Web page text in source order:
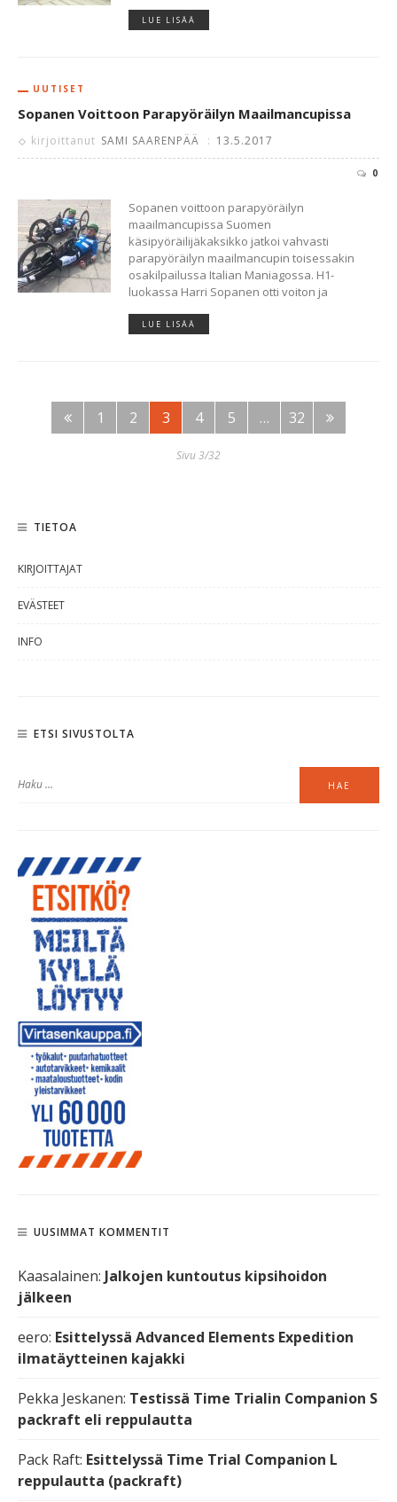
LUE LISÄÄ
UUTISET
Sopanen Voittoon Parapyöräilyn Maailmancupissa
kirjoittanut SAMI SAARENPÄÄ : 13.5.2017
0
Sopanen voittoon parapyöräilyn
maailmancupissa Suomen
käsipyöräilijäkaksikko jatkoi vahvasti
parapyöräilyn maailmancupin toisessakin
osakilpailussa Italian Maniagossa. H1-
luokassa Harri Sopanen otti voiton ja
LUE LISÄÄ
1 2 3 4 5 … 32
Sivu 3/32
TIETOA
KIRJOITTAJAT
EVÄSTEET
INFO
ETSI SIVUSTOLTA
UUSIMMAT KOMMENTIT
Kaasalainen: Jalkojen kuntoutus kipsihoidon
jälkeen
eero: Esittelyssä Advanced Elements Expedition
ilmatäytteinen kajakki
Pekka Jeskanen: Testissä Time Trialin Companion S
packraft eli reppulautta
Pack Raft: Esittelyssä Time Trial Companion L
reppulautta (packraft)